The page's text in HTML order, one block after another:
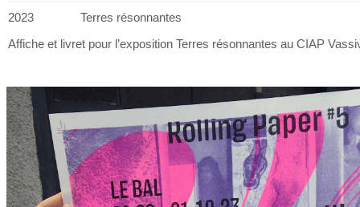
2023
Terres résonnantes
Affiche et livret pour l’exposition Terres résonnantes au CIAP